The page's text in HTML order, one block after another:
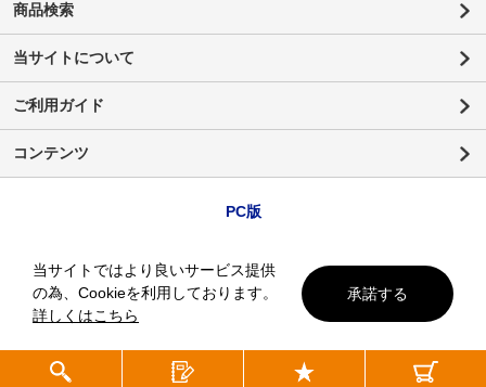
商品検索
当サイトについて
ご利用ガイド
コンテンツ
PC版
当サイトではより良いサービス提供
の為、Cookieを利用しております。
詳しくはこちら
承諾する